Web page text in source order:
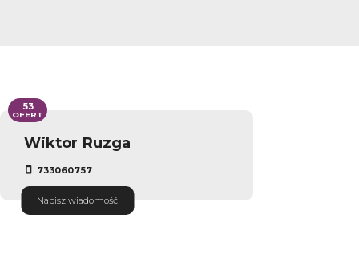
Wiktor Ruzga
733060757
Napisz wiadomość
53
OFERT